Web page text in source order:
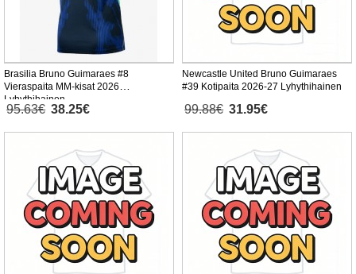
Brasilia Bruno Guimaraes #8
Vieraspaita MM-kisat 2026
Lyhythihainen
95.63€ 38.25€
Newcastle United Bruno Guimaraes
#39 Kotipaita 2026-27 Lyhythihainen
99.88€ 31.95€